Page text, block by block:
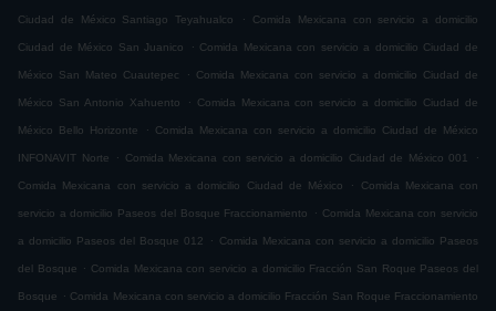
Ciudad de México Santiago Teyahualco . Comida Mexicana con servicio a domicilio
Ciudad de México San Juanico . Comida Mexicana con servicio a domicilio Ciudad de
México San Mateo Cuautepec . Comida Mexicana con servicio a domicilio Ciudad de
México San Antonio Xahuento . Comida Mexicana con servicio a domicilio Ciudad de
México Bello Horizonte . Comida Mexicana con servicio a domicilio Ciudad de México
INFONAVIT Norte . Comida Mexicana con servicio a domicilio Ciudad de México 001 .
Comida Mexicana con servicio a domicilio Ciudad de México . Comida Mexicana con
servicio a domicilio Paseos del Bosque Fraccionamiento . Comida Mexicana con servicio
a domicilio Paseos del Bosque 012 . Comida Mexicana con servicio a domicilio Paseos
del Bosque . Comida Mexicana con servicio a domicilio Fracción San Roque Paseos del
Bosque . Comida Mexicana con servicio a domicilio Fracción San Roque Fraccionamiento